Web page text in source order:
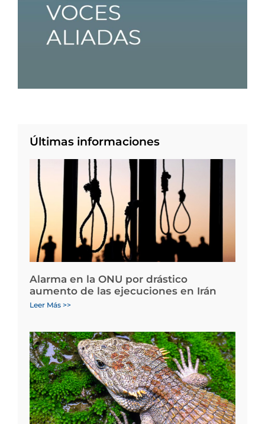
Últimas informaciones
Alarma en la ONU por drástico
aumento de las ejecuciones en Irán
Leer Más >>